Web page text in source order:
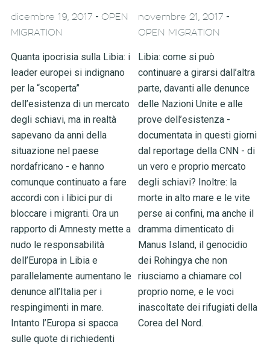
dicembre 19, 2017 - OPEN
MIGRATION
Quanta ipocrisia sulla Libia: i
leader europei si indignano
per la “scoperta”
dell’esistenza di un mercato
degli schiavi, ma in realtà
sapevano da anni della
situazione nel paese
nordafricano - e hanno
comunque continuato a fare
accordi con i libici pur di
bloccare i migranti. Ora un
rapporto di Amnesty mette a
nudo le responsabilità
dell’Europa in Libia e
parallelamente aumentano le
denunce all’Italia per i
respingimenti in mare.
Intanto l’Europa si spacca
sulle quote di richiedenti
novembre 21, 2017 -
OPEN MIGRATION
Libia: come si può
continuare a girarsi dall’altra
parte, davanti alle denunce
delle Nazioni Unite e alle
prove dell’esistenza -
documentata in questi giorni
dal reportage della CNN - di
un vero e proprio mercato
degli schiavi? Inoltre: la
morte in alto mare e le vite
perse ai confini, ma anche il
dramma dimenticato di
Manus Island, il genocidio
dei Rohingya che non
riusciamo a chiamare col
proprio nome, e le voci
inascoltate dei rifugiati della
Corea del Nord.